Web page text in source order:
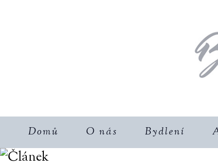
Domů O nás Bydlení